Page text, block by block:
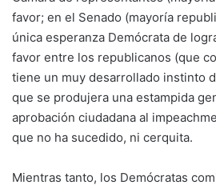
favor; en el Senado (mayoría
única esperanza Demócrata de
favor entre los republicanos (que
tiene un muy desarrollado instinto
que se produjera una estampida
aprobación ciudadana al
que no ha sucedido, ni cerquita.
Mientras tanto, los Demócratas